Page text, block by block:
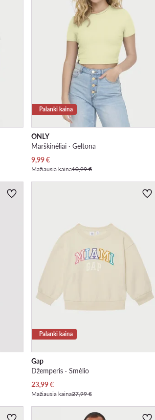
Palanki kaina
ONLY
Marškinėliai · Geltona
Dabartinė kaina
9,99€
Mažiausia kaina10,99 €
Palanki kaina
Gap
Džemperis · Smėlio
Dabartinė kaina
23,99€
Mažiausia kaina27,99 €